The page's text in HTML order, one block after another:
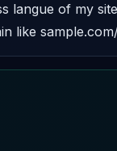
langue of my
like